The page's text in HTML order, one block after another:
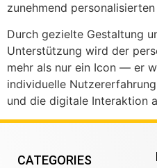
zunehmend
Durch gezielte Gestaltung
Unterstützung wird der
mehr als nur ein Icon — er
individuelle
und die digitale Interaktion
CATEGORIES